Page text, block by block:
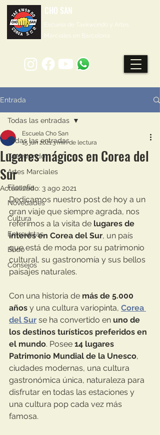
CHO SAN
Escuela de Taekwondo y Artes
Marciales en Barcelona
Entrada
Todas las entradas
Taekwondo
Artes Marciales
Filosofía
Novedades
Cultura
Entrevistas
Budo
Consejos
Todas las entradas
Lugares mágicos en Corea del
Sur
Escuela Cho San
15 jun 20213 min de lectura
Actualizado: 3 ago 2021
Dedicamos nuestro post de hoy a un
gran viaje que siempre agrada, nos
referimos a la visita de lugares de
interés en Corea del Sur, un país
que está de moda por su patrimonio
cultural, su gastronomía y sus bellos
paisajes naturales.
Con una historia de más de 5.000
años y una cultura variopinta, Corea
del Sur se ha convertido en uno de
los destinos turísticos preferidos en
el mundo. Posee 14 lugares
Patrimonio Mundial de la Unesco,
ciudades modernas, una cultura
gastronómica única, naturaleza para
disfrutar en todas las estaciones y
una cultura pop cada vez más
famosa.